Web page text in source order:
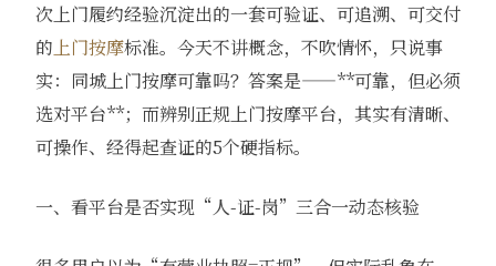
次上门履约经验沉淀出的一套可验证、可追溯、可交付
的 上门按摩标准。今天不讲概念，不吹情怀，只说事
实：同城上门按摩可靠吗？答案是——**可靠，但必须
选对平台**；而辨别正规上门按摩平台，其实有清晰、
可操作、经得起查证的5个硬指标。
一、看平台是否实现“人-证-岗”三合一动态核验